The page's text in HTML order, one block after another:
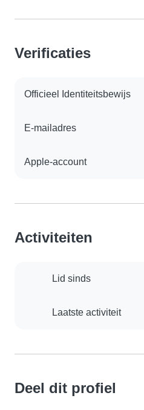
Verificaties
Officieel Identiteitsbewijs
E-mailadres
Apple-account
Activiteiten
Lid sinds
Laatste activiteit
Deel dit profiel